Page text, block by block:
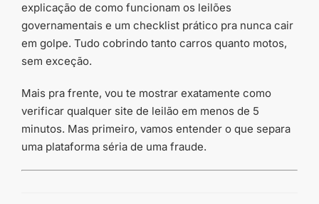
explicação de como funcionam os leilões
governamentais e um checklist prático pra nunca cair
em golpe. Tudo cobrindo tanto carros quanto motos,
sem exceção.
Mais pra frente, vou te mostrar exatamente como
verificar qualquer site de leilão em menos de 5
minutos. Mas primeiro, vamos entender o que separa
uma plataforma séria de uma fraude.